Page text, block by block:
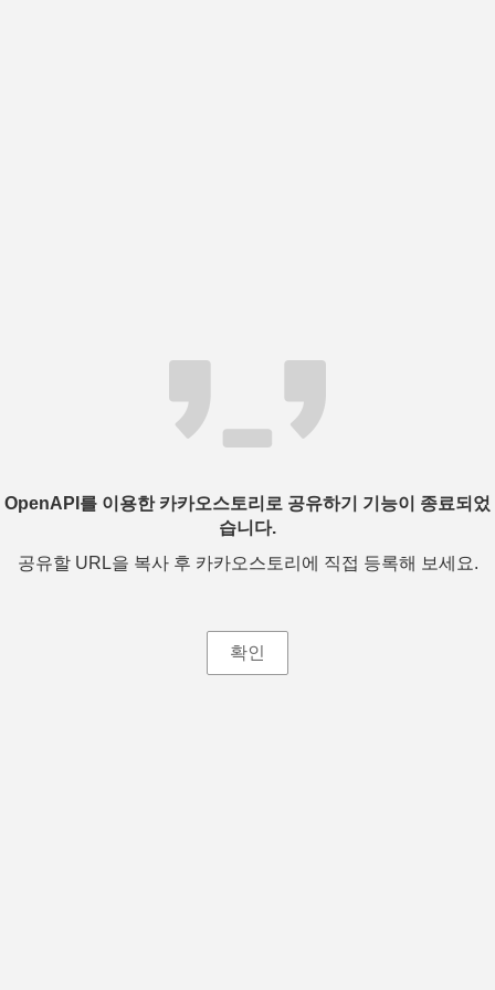
OpenAPI를 이용한 카카오스토리로 공유하기 기능이 종료되었
습니다.
공유할 URL을 복사 후 카카오스토리에 직접 등록해 보세요.
확인